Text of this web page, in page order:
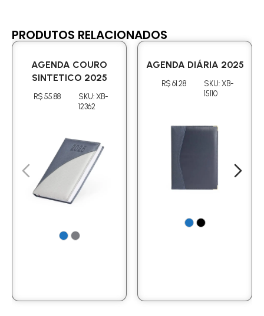
PRODUTOS RELACIONADOS
AGENDA COURO
SINTETICO 2025
R$ 55.88
SKU: XB-
12362
AGENDA DIÁRIA 2025
R$ 61.28
SKU: XB-
15110